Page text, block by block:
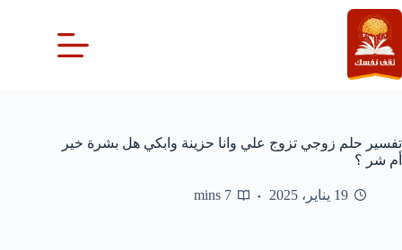
التجاوز
إلى
المحتوى
تفسير حلم زوجي تزوج علي وانا حزينة وابكي هل بشرة خير
أم شر ؟
19 يناير، 2025 7 mins